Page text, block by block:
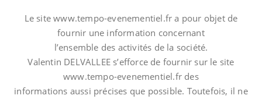
Le site www.tempo-evenementiel.fr a pour objet de
fournir une information concernant
l’ensemble des activités de la société.
Valentin DELVALLEE s’efforce de fournir sur le site
www.tempo-evenementiel.fr des
informations aussi précises que possible. Toutefois, il ne